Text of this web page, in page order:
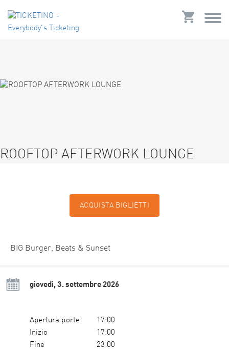
ROOFTOP AFTERWORK LOUNGE
ACQUISTA BIGLIETTI
BIG Burger, Beats & Sunset
giovedì, 3. settembre 2026
Apertura porte
17:00
Inizio
17:00
Fine
23:00